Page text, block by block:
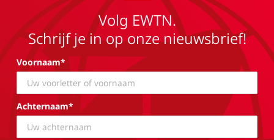
Volg EWTN.
Schrijf je in op onze nieuwsbrief!
Voornaam*
Achternaam*